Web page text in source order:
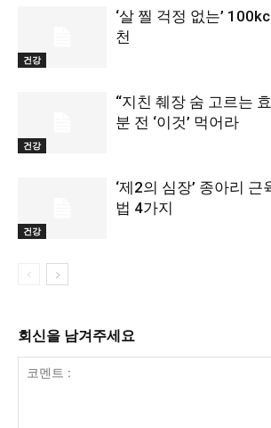
건강
‘살 찔 걱정 없는’
천
건강
“지친 췌장 숨 고르는
분 전 ‘이것’ 먹어라
건강
‘제2의 심장’ 종아리
법 4가지
회신을 남겨주세요